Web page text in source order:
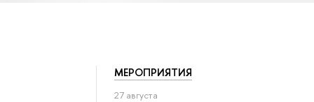
МЕРОПРИЯТИЯ
27 августа